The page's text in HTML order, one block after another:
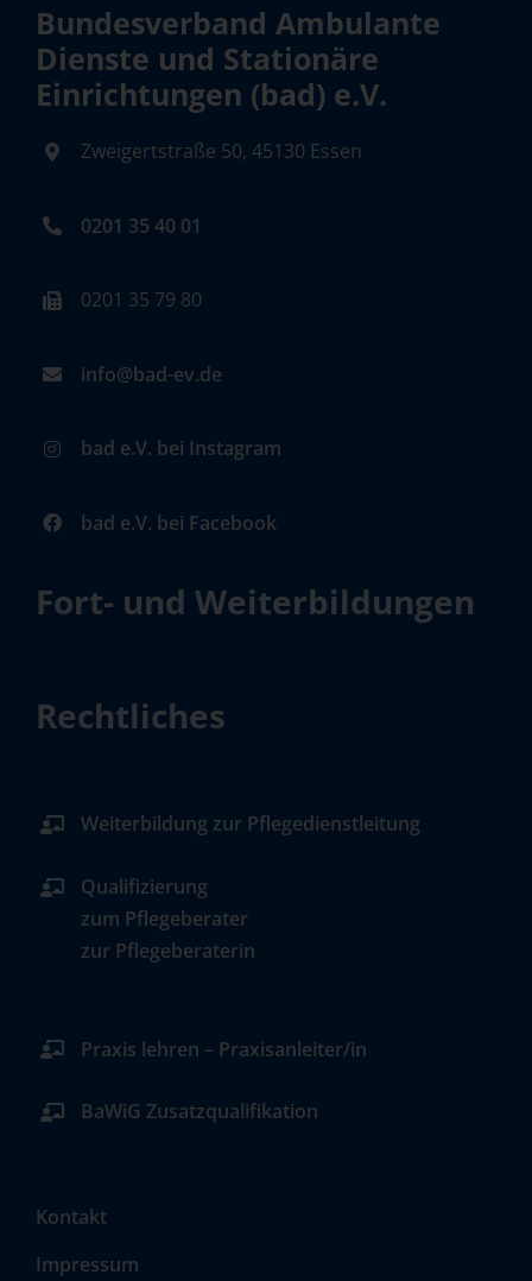
Bundesverband Ambulante
Dienste und Stationäre
Einrichtungen (bad) e.V.
Zweigertstraße 50, 45130 Essen
0201 35 40 01
0201 35 79 80
info@bad-ev.de
bad e.V. bei Instagram
bad e.V. bei Facebook
Fort- und Weiterbildungen
Rechtliches
Weiterbildung zur Pflegedienstleitung
Qualifizierung
zum Pflegeberater
zur Pflegeberaterin
Praxis lehren – Praxisanleiter/in
BaWiG Zusatzqualifikation
Kontakt
Impressum